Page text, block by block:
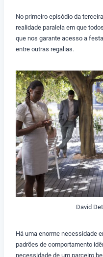
No primeiro episódio da
realidade paralela em que
que nos garante acesso a
entre outras regalias.
David
Há uma enorme necessidade
padrões de comportamento
necessidade de um parceiro